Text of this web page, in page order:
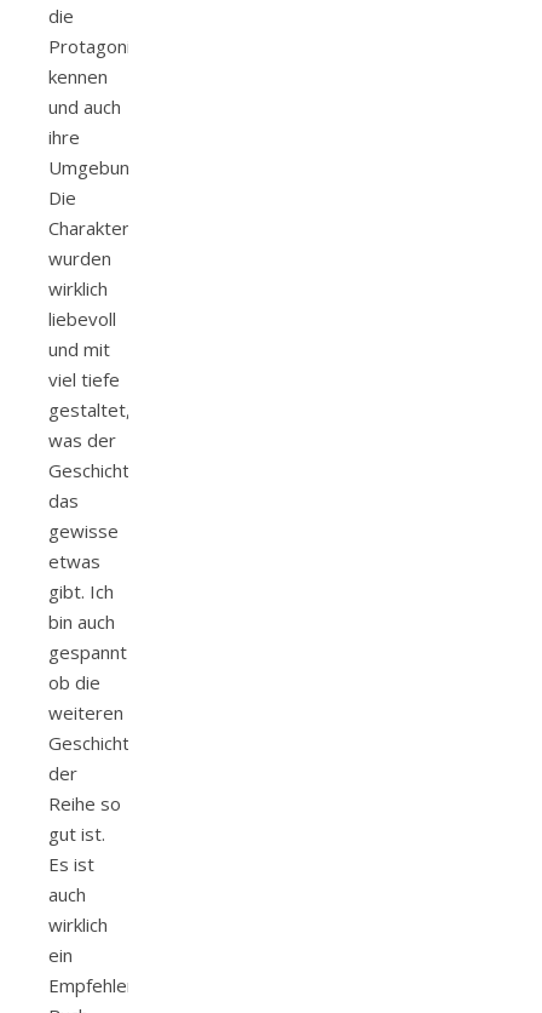
die
Protagonisten
kennen
und auch
ihre
Umgebung.
Die
Charakter
wurden
wirklich
liebevoll
und mit
viel tiefe
gestaltet,
was der
Geschichte
das
gewisse
etwas
gibt. Ich
bin auch
gespannt
ob die
weiteren
Geschichten
der
Reihe so
gut ist.
Es ist
auch
wirklich
ein
Empfehlendswertes